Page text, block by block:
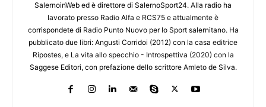
SalernoinWeb ed è direttore di SalernoSport24. Alla radio ha
lavorato presso Radio Alfa e RCS75 e attualmente è
corrispondete di Radio Punto Nuovo per lo Sport salernitano. Ha
pubblicato due libri: Angusti Corridoi (2012) con la casa editrice
Ripostes, e La vita allo specchio - Introspettiva (2020) con la
Saggese Editori, con prefazione dello scrittore Amleto de Silva.